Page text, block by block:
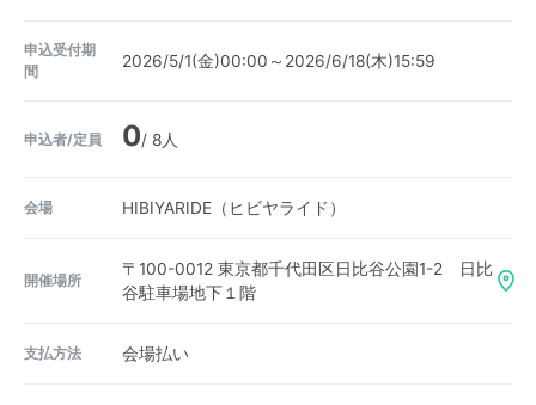
申込受付期
間
2026/5/1(金)00:00～2026/6/18(木)15:59
申込者/定員 0/ 8人
会場 HIBIYARIDE（ヒビヤライド）
開催場所
〒100-0012 東京都千代田区日比谷公園1-2 日比
谷駐車場地下１階
支払方法 会場払い